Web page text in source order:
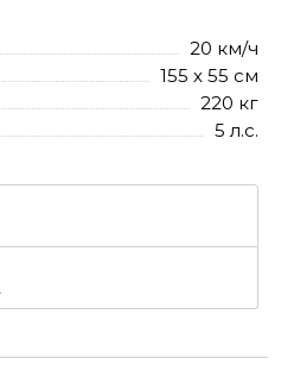
20 км/ч
155 х 55 см
220 кг
5 л.с.